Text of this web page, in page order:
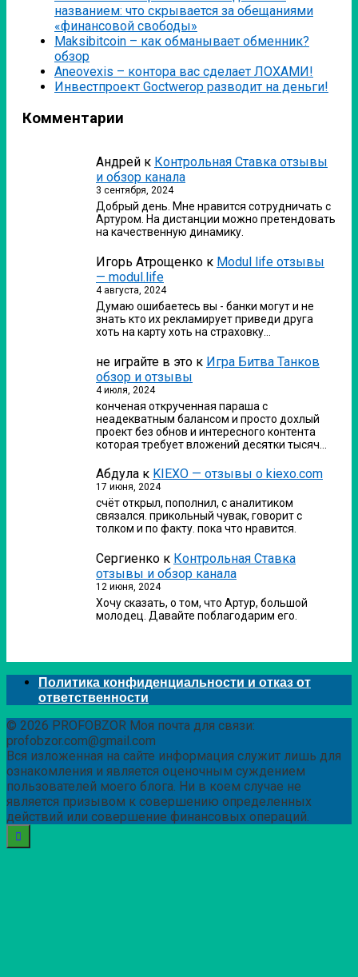
названием: что скрывается за обещаниями
«финансовой свободы»
Мaksibitcoin – как обманывает обменник?
обзор
Аneovexis – контора вас сделает ЛОХАМИ!
Инвестпроект Goctwerop разводит на деньги!
Комментарии
Андрей к Контрольная Ставка отзывы
и обзор канала
3 сентября, 2024
Добрый день. Мне нравится сотрудничать с
Артуром. На дистанции можно претендовать
на качественную динамику.
Игорь Атрощенко к Modul life отзывы
— modul.life
4 августа, 2024
Думаю ошибаетесь вы - банки могут и не
знать кто их рекламирует приведи друга
хоть на карту хоть на страховку…
не играйте в это к Игра Битва Танков
обзор и отзывы
4 июля, 2024
конченая открученная параша с
неадекватным балансом и просто дохлый
проект без обнов и интересного контента
которая требует вложений десятки тысяч…
Абдула к KIEXO — отзывы о kiexo.com
17 июня, 2024
счёт открыл, пополнил, с аналитиком
связался. прикольный чувак, говорит с
толком и по факту. пока что нравится.
Сергиенко к Контрольная Ставка
отзывы и обзор канала
12 июня, 2024
Хочу сказать, о том, что Артур, большой
молодец. Давайте поблагодарим его.
Политика конфиденциальности и отказ от
ответственности
© 2026 PROFOBZOR Моя почта для связи:
profobzor.com@gmail.com
Вся изложенная на сайте информация служит лишь для
ознакомления и является оценочным суждением
пользователей моего блога. Ни в коем случае не
является призывом к совершению определенных
действий или совершение финансовых операций.